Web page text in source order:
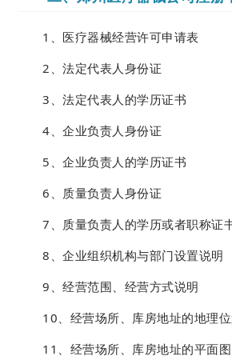
1、医疗器械经营许可申请表
2、法定代表人身份证
3、法定代表人的学历证书
4、企业负责人身份证
5、企业负责人的学历证书
6、质量负责人身份证
7、质量负责人的学历或者职称证
8、企业组织机构与部门设置说明
9、经营范围、经营方式说明
10、经营场所、库房地址的地理位
11、经营场所、库房地址的平面图